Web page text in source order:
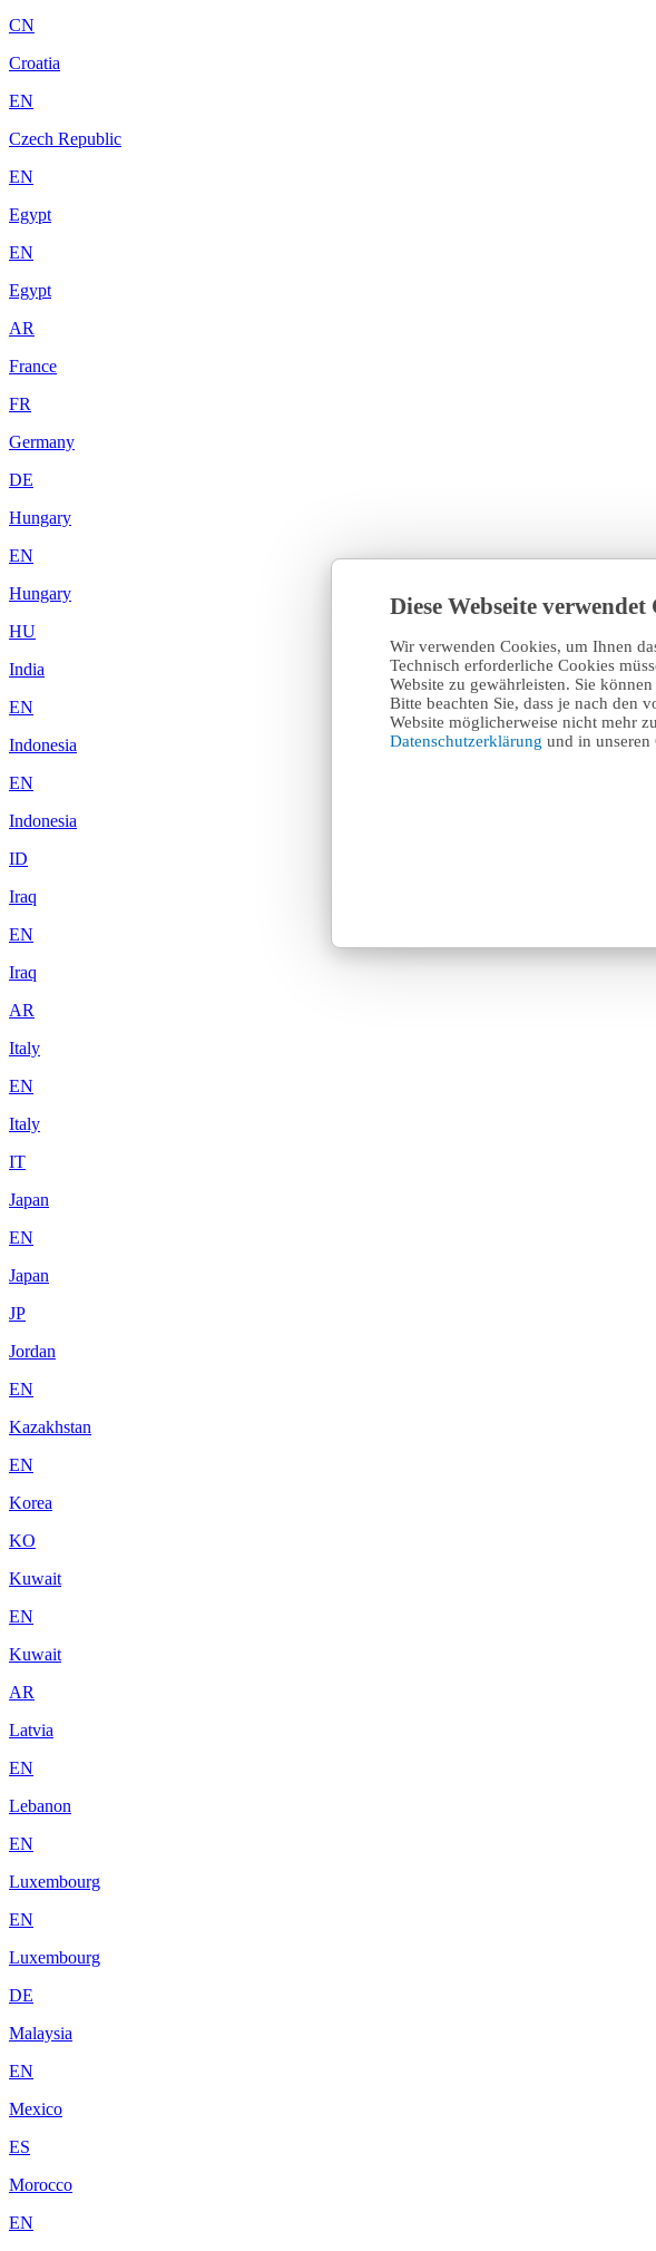
Diese Webseite verwendet
Wir verwenden Cookies, um Ihnen
Technisch erforderliche Cookies
Website zu gewährleisten. Sie
Bitte beachten Sie, dass je nach den
Website möglicherweise nicht mehr
Datenschutzerklärung und in unseren
CN
Croatia
EN
Czech Republic
EN
Egypt
EN
Egypt
AR
France
FR
Germany
DE
Hungary
EN
Hungary
HU
India
EN
Indonesia
EN
Indonesia
ID
Iraq
EN
Iraq
AR
Italy
EN
Italy
IT
Japan
EN
Japan
JP
Jordan
EN
Kazakhstan
EN
Korea
KO
Kuwait
EN
Kuwait
AR
Latvia
EN
Lebanon
EN
Luxembourg
EN
Luxembourg
DE
Malaysia
EN
Mexico
ES
Morocco
EN